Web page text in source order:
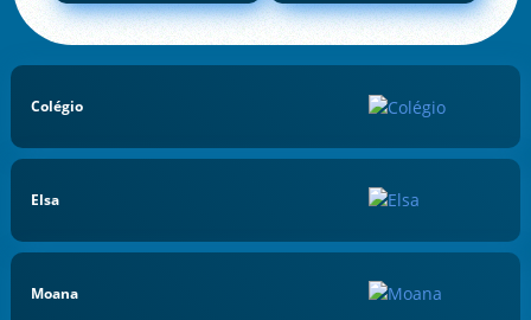
Colégio
Elsa
Moana